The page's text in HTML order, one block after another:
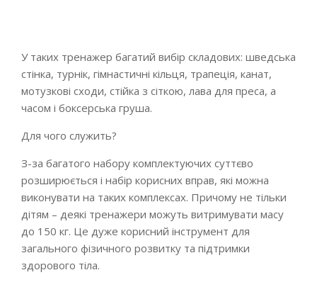
У таких тренажер багатий вибір складових: шведська
стінка, турнік, гімнастичні кільця, трапеція, канат,
мотузкові сходи, стійка з сіткою, лава для преса, а
часом і боксерська груша.
Для чого служить?
З-за багатого набору комплектуючих суттєво
розширюється і набір корисних вправ, які можна
виконувати на таких комплексах. Причому не тільки
дітям – деякі тренажери можуть витримувати масу
до 150 кг. Це дуже корисний інструмент для
загального фізичного розвитку та підтримки
здорового тіла.